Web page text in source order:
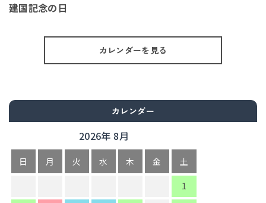
建国記念の日
カレンダーを見る
カレンダー
2026年 8月
日 月 火 水 木 金 土
1